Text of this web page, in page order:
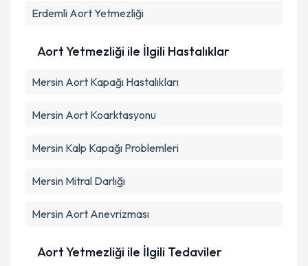
Erdemli Aort Yetmezliği
Aort Yetmezliği ile İlgili Hastalıklar
Mersin Aort Kapağı Hastalıkları
Mersin Aort Koarktasyonu
Mersin Kalp Kapağı Problemleri
Mersin Mitral Darlığı
Mersin Aort Anevrizması
Aort Yetmezliği ile İlgili Tedaviler